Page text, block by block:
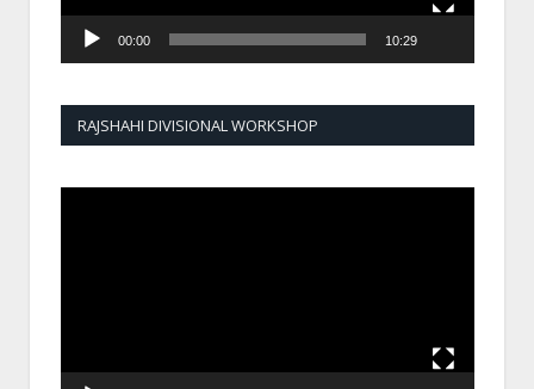
00:00 10:29
RAJSHAHI DIVISIONAL WORKSHOP